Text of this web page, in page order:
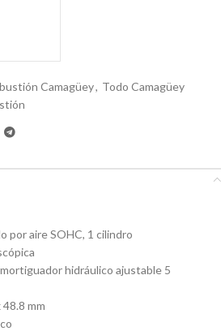
Camagüey, Todo Camagüey
por aire SOHC, 1 cilindro
hidráulico ajustable 5
mm